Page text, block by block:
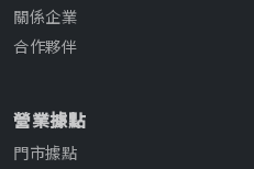
關係企業
合作夥伴
營業據點
門市據點